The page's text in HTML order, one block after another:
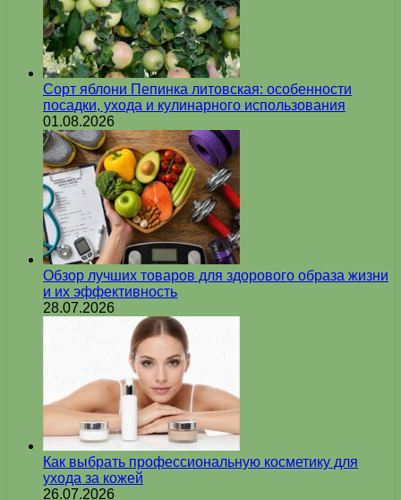
Сорт яблони Пепинка литовская: особенности
посадки, ухода и кулинарного использования
01.08.2026
Обзор лучших товаров для здорового образа жизни
и их эффективность
28.07.2026
Как выбрать профессиональную косметику для
ухода за кожей
26.07.2026